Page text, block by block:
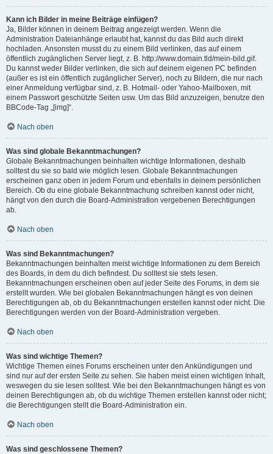
Kann ich Bilder in meine Beiträge einfügen?
Ja, Bilder können in deinem Beitrag angezeigt werden. Wenn die
Administration Dateianhänge erlaubt hat, kannst du das Bild auch direkt
hochladen. Ansonsten musst du zu einem Bild verlinken, das auf einem
öffentlich zugänglichen Server liegt, z. B. http://www.domain.tld/mein-bild.gif.
Du kannst weder Bilder verlinken, die sich auf deinem eigenen PC befinden
(außer es ist ein öffentlich zugänglicher Server), noch zu Bildern, die nur nach
einer Anmeldung verfügbar sind, z. B. Hotmail- oder Yahoo-Mailboxen, mit
einem Passwort geschützte Seiten usw. Um das Bild anzuzeigen, benutze den
BBCode-Tag „[img]“.
Nach oben
Was sind globale Bekanntmachungen?
Globale Bekanntmachungen beinhalten wichtige Informationen, deshalb
solltest du sie so bald wie möglich lesen. Globale Bekanntmachungen
erscheinen ganz oben in jedem Forum und ebenfalls in deinem persönlichen
Bereich. Ob du eine globale Bekanntmachung schreiben kannst oder nicht,
hängt von den durch die Board-Administration vergebenen Berechtigungen
ab.
Nach oben
Was sind Bekanntmachungen?
Bekanntmachungen beinhalten meist wichtige Informationen zu dem Bereich
des Boards, in dem du dich befindest. Du solltest sie stets lesen.
Bekanntmachungen erscheinen oben auf jeder Seite des Forums, in dem sie
erstellt wurden. Wie bei globalen Bekanntmachungen hängt es von deinen
Berechtigungen ab, ob du Bekanntmachungen erstellen kannst oder nicht. Die
Berechtigungen werden von der Board-Administration vergeben.
Nach oben
Was sind wichtige Themen?
Wichtige Themen eines Forums erscheinen unter den Ankündigungen und
sind nur auf der ersten Seite zu sehen. Sie haben meist einen wichtigen Inhalt,
weswegen du sie lesen solltest. Wie bei den Bekanntmachungen hängt es von
deinen Berechtigungen ab, ob du wichtige Themen erstellen kannst oder nicht;
die Berechtigungen stellt die Board-Administration ein.
Nach oben
Was sind geschlossene Themen?